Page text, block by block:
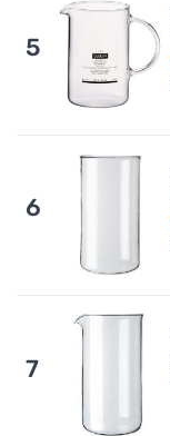
5
6
7